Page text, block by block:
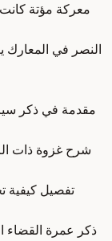
معركة مؤتة كانت
النصر في المعارك
مقدمة في ذكر
شرح غزوة ذات
تفصيل كيفية
ذكر عمرة القضاء